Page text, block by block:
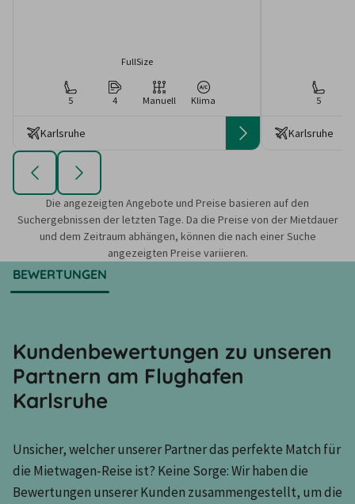
FullSize
5 4 Manuell Klima
Karlsruhe
5
Karlsruhe
Die angezeigten Angebote und Preise basieren auf den
Suchergebnissen der letzten Tage. Da die Preise von der Mietdauer
und dem Zeitraum abhängen, können die nach einer Suche
angezeigten Preise variieren.
BEWERTUNGEN
Kundenbewertungen zu unseren
Partnern am Flughafen
Karlsruhe
Unsicher, welcher unserer Partner das perfekte Match für
die Mietwagen-Reise ist? Keine Sorge: Wir haben die
Bewertungen unserer Kunden zusammengestellt, um die